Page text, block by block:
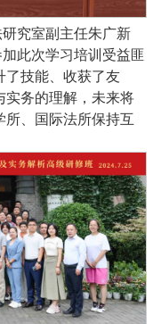
究室副主任朱广新
此次学习培训受益匪
了技能、收获了友
实务的理解，未来将
所、国际法所保持互